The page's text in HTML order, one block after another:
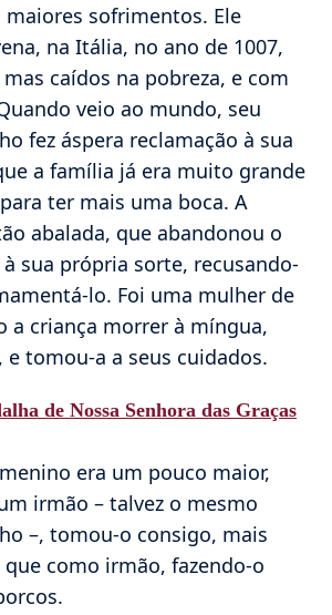
maiores sofrimentos. Ele
na Itália, no ano de 1007,
caídos na pobreza, e com
veio ao mundo, seu
fez áspera reclamação à sua
a família já era muito grande
ter mais uma boca. A
abalada, que abandonou o
sua própria sorte, recusando-
lo. Foi uma mulher de
a criança morrer à míngua,
e tomou-a a seus cuidados.
de Nossa Senhora das Graças
era um pouco maior,
irmão – talvez o mesmo
–, tomou-o consigo, mais
como irmão, fazendo-o